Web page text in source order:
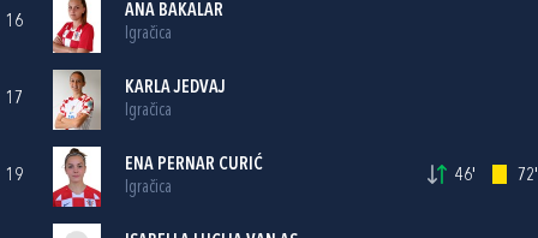
16
ANA BAKALAR
Igračica
17
KARLA JEDVAJ
Igračica
19
ENA PERNAR CURIĆ
Igračica
46' 72'